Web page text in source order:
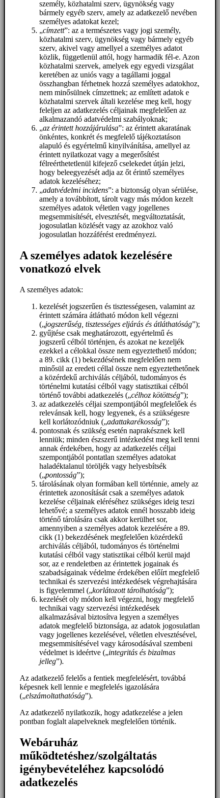
személy, közhatalmi szerv, ügynökség vagy
bármely egyéb szerv, amely az adatkezelő nevében
személyes adatokat kezel;
„címzett”: az a természetes vagy jogi személy,
közhatalmi szerv, ügynökség vagy bármely egyéb
szerv, akivel vagy amellyel a személyes adatot
közlik, függetlenül attól, hogy harmadik fél-e. Azon
közhatalmi szervek, amelyek egy egyedi vizsgálat
keretében az uniós vagy a tagállami joggal
összhangban férhetnek hozzá személyes adatokhoz,
nem minősülnek címzettnek; az említett adatok e
közhatalmi szervek általi kezelése meg kell, hogy
feleljen az adatkezelés céljainak megfelelően az
alkalmazandó adatvédelmi szabályoknak;
„az érintett hozzájárulása”: az érintett akaratának
önkéntes, konkrét és megfelelő tájékoztatáson
alapuló és egyértelmű kinyilvánítása, amellyel az
érintett nyilatkozat vagy a megerősítést
félreérthetetlenül kifejező cselekedet útján jelzi,
hogy beleegyezését adja az őt érintő személyes
adatok kezeléséhez;
„adatvédelmi incidens”: a biztonság olyan sérülése,
amely a továbbított, tárolt vagy más módon kezelt
személyes adatok véletlen vagy jogellenes
megsemmisítését, elvesztését, megváltoztatását,
jogosulatlan közlését vagy az azokhoz való
jogosulatlan hozzáférést eredményezi.
A személyes adatok kezelésére
vonatkozó elvek
A személyes adatok:
kezelését jogszerűen és tisztességesen, valamint az
érintett számára átlátható módon kell végezni
(„jogszerűség, tisztességes eljárás és átláthatóság”);
gyűjtése csak meghatározott, egyértelmű és
jogszerű célból történjen, és azokat ne kezeljék
ezekkel a célokkal össze nem egyeztethető módon;
a 89. cikk (1) bekezdésének megfelelően nem
minősül az eredeti céllal össze nem egyeztethetőnek
a közérdekű archiválás céljából, tudományos és
történelmi kutatási célból vagy statisztikai célból
történő további adatkezelés („célhoz kötöttség”);
az adatkezelés céljai szempontjából megfelelőek és
relevánsak kell, hogy legyenek, és a szükségesre
kell korlátozódniuk („adattakarékosság”);
pontosnak és szükség esetén naprakésznek kell
lenniük; minden észszerű intézkedést meg kell tenni
annak érdekében, hogy az adatkezelés céljai
szempontjából pontatlan személyes adatokat
haladéktalanul töröljék vagy helyesbítsék
(„pontosság”);
tárolásának olyan formában kell történnie, amely az
érintettek azonosítását csak a személyes adatok
kezelése céljainak eléréséhez szükséges ideig teszi
lehetővé; a személyes adatok ennél hosszabb ideig
történő tárolására csak akkor kerülhet sor,
amennyiben a személyes adatok kezelésére a 89.
cikk (1) bekezdésének megfelelően közérdekű
archiválás céljából, tudományos és történelmi
kutatási célból vagy statisztikai célból kerül majd
sor, az e rendeletben az érintettek jogainak és
szabadságainak védelme érdekében előírt megfelelő
technikai és szervezési intézkedések végrehajtására
is figyelemmel („korlátozott tárolhatóság”);
kezelését oly módon kell végezni, hogy megfelelő
technikai vagy szervezési intézkedések
alkalmazásával biztosítva legyen a személyes
adatok megfelelő biztonsága, az adatok jogosulatlan
vagy jogellenes kezelésével, véletlen elvesztésével,
megsemmisítésével vagy károsodásával szembeni
védelmet is ideértve („integritás és bizalmas
jelleg”).
Az adatkezelő felelős a fentiek megfelelésért, továbbá
képesnek kell lennie e megfelelés igazolására
(„elszámoltathatóság”).
Az adatkezelő nyilatkozik, hogy adatkezelése a jelen
pontban foglalt alapelveknek megfelelően történik.
Webáruház
működtetéshez/szolgáltatás
igénybevételéhez kapcsolódó
adatkezelés